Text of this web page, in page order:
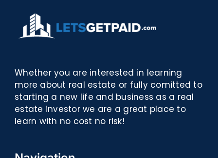
Whether you are interested in learning
more about real estate or fully comitted to
starting a new life and business as a real
estate investor we are a great place to
learn with no cost no risk!